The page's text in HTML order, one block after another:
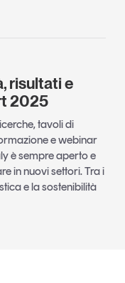
risultati e
2025
tavoli di
e webinar
è sempre aperto e
in nuovi settori. Tra i
e la sostenibilità